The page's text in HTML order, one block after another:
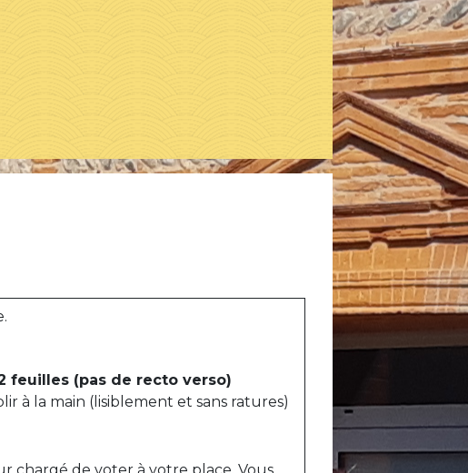
feuilles(pas de recto verso)
à la main (lisiblement et sans ratures)